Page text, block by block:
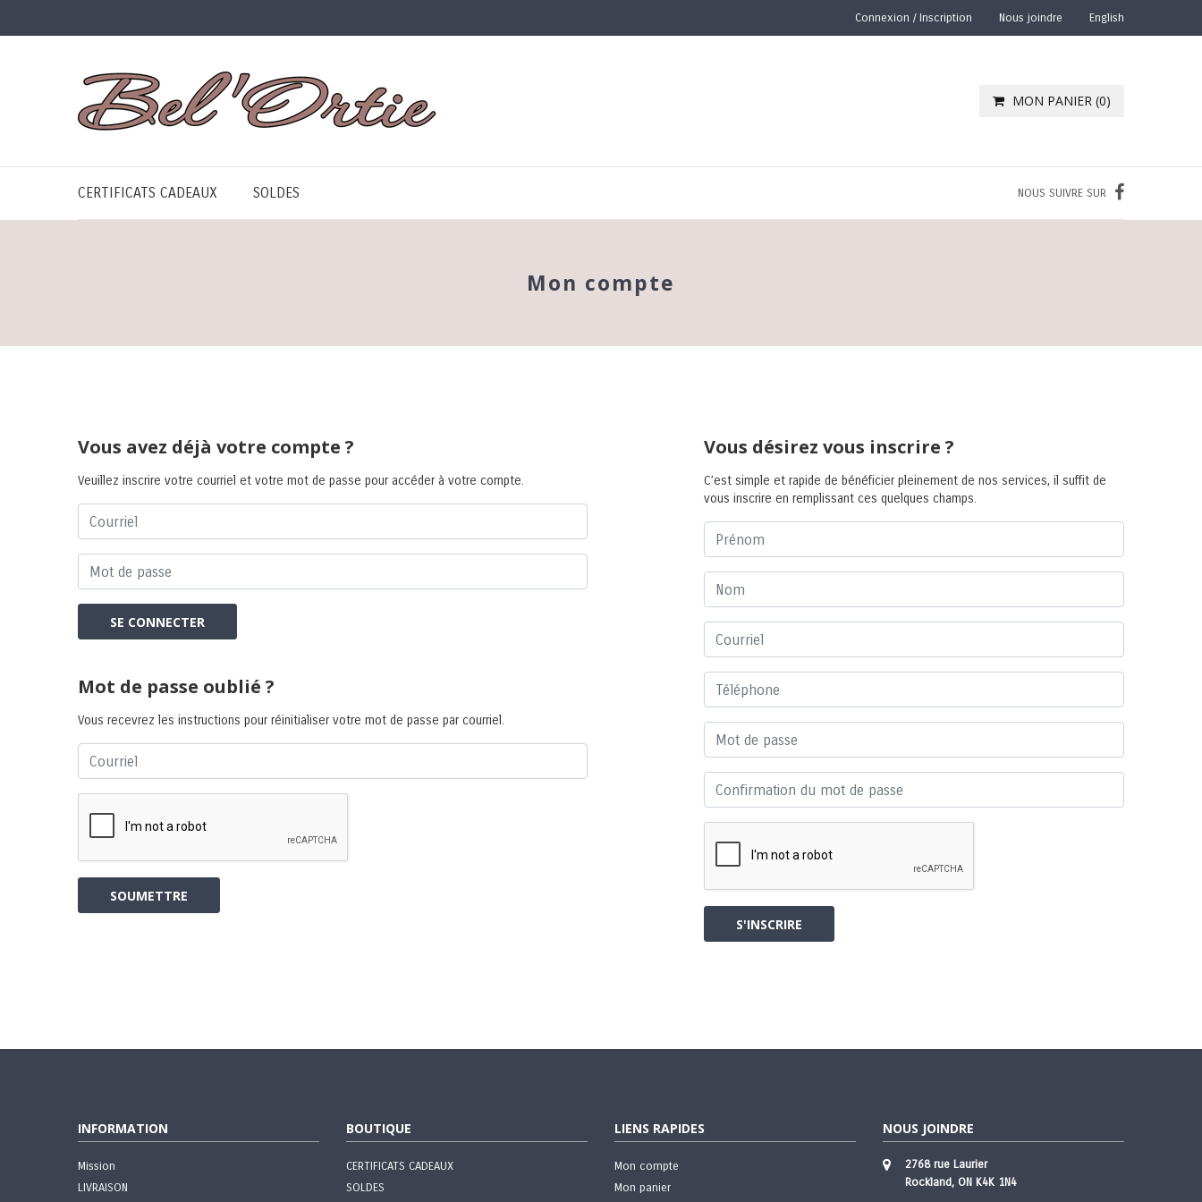
Connexion / Inscription Nous joindre English
MON PANIER (0)
CERTIFICATS CADEAUX SOLDES NOUS SUIVRE SUR
Mon compte
Vous avez déjà votre compte ?
Veuillez inscrire votre courriel et votre mot de passe pour accéder à votre compte.
SE CONNECTER
Mot de passe oublié ?
Vous recevrez les instructions pour réinitialiser votre mot de passe par courriel.
SOUMETTRE
Vous désirez vous inscrire ?
C’est simple et rapide de bénéficier pleinement de nos services, il suffit de
vous inscrire en remplissant ces quelques champs.
S'INSCRIRE
INFORMATION
Mission
LIVRAISON
BOUTIQUE
CERTIFICATS CADEAUX
SOLDES
LIENS RAPIDES
Mon compte
Mon panier
NOUS JOINDRE
2768 rue Laurier
Rockland, ON K4K 1N4